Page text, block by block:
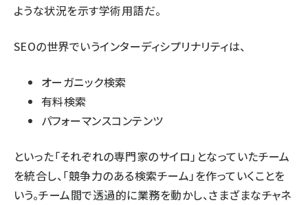
ような状況を示す学術用語だ。
SEOの世界でいうインターディシプリナリティは、
オーガニック検索
有料検索
パフォーマンスコンテンツ
といった「それぞれの専門家のサイロ」となっていたチーム
を統合し、「競争力のある検索チーム」を作っていくことを
いう。チーム間で透過的に業務を動かし、さまざまなチャネ